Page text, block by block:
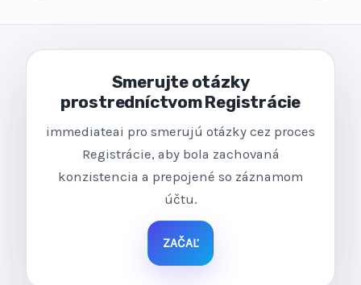
Smerujte otázky
prostredníctvom Registrácie
immediateai pro smerujú otázky cez proces
Registrácie, aby bola zachovaná
konzistencia a prepojené so záznamom
účtu.
ZAČAĽ